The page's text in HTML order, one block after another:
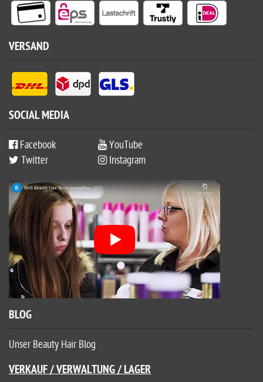
VERSAND
SOCIAL MEDIA
Facebook
YouTube
Twitter
Instagram
BLOG
Unser Beauty Hair Blog
VERKAUF / VERWALTUNG / LAGER